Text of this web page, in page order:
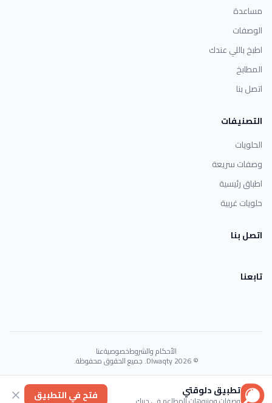
مساعدة
الوصفات
اطبخ باللي عندك
المطابخ
اتصل بنا
التصنيفات
الحلويات
وصفات سريعة
اطباق رئيسية
حلويات غربية
اتصل بنا
تابعنا
الأحكام والشروطخصوصيةعنا
© 2026 Dlwaqty. جميع الحقوق محفوظة.
Powered byGAIT
تطبيق دلوقتي فتح في التطبيق